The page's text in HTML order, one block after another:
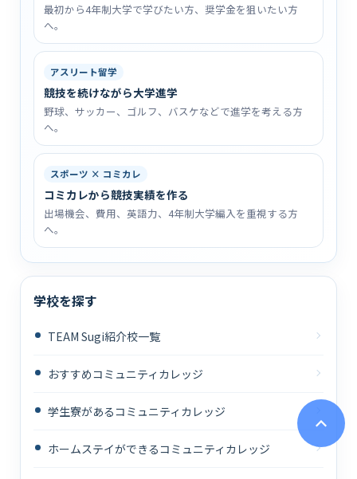
最初から4年制大学で学びたい方、奨学金を狙いたい方
へ。
アスリート留学
競技を続けながら大学進学
野球、サッカー、ゴルフ、バスケなどで進学を考える方
へ。
スポーツ × コミカレ
コミカレから競技実績を作る
出場機会、費用、英語力、4年制大学編入を重視する方
へ。
学校を探す
TEAM Sugi紹介校一覧
おすすめコミュニティカレッジ
学生寮があるコミュニティカレッジ
ホームステイができるコミュニティカレッジ